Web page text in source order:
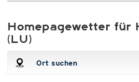
Homepagewetter für
(LU)